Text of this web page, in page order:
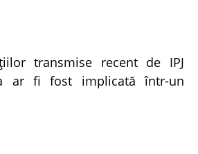
transmise recent de IPJ
ar fi fost implicată într-un